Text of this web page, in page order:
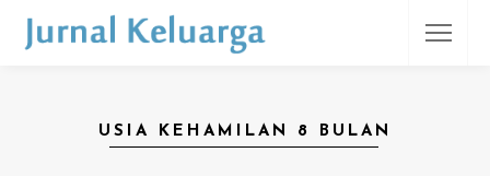
USIA KEHAMILAN 8 BULAN